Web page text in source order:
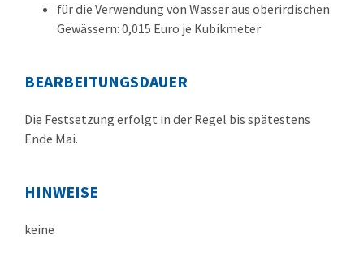
für die Verwendung von Wasser aus oberirdischen
Gewässern: 0,015 Euro je Kubikmeter
BEARBEITUNGSDAUER
Die Festsetzung erfolgt in der Regel bis spätestens
Ende Mai.
HINWEISE
keine